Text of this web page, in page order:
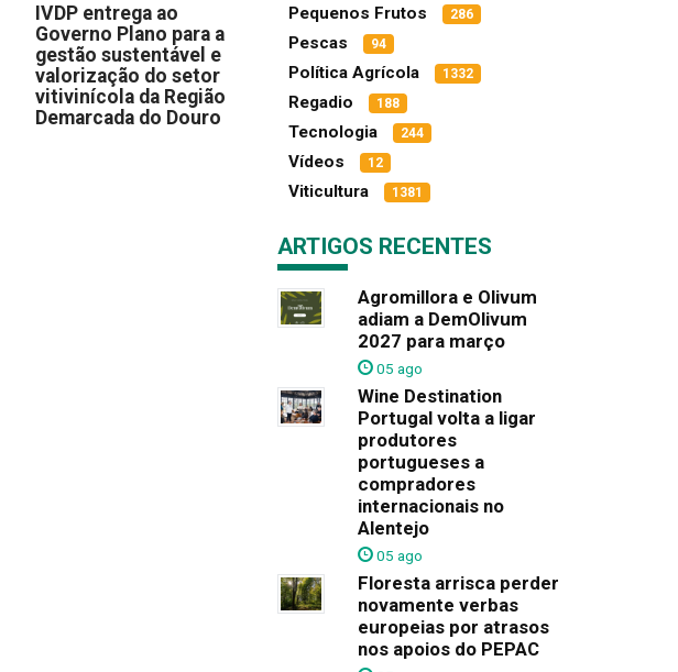
IVDP entrega ao
Governo Plano para a
gestão sustentável e
valorização do setor
vitivinícola da Região
Demarcada do Douro
Pequenos Frutos 286
Pescas 94
Política Agrícola 1332
Regadio 188
Tecnologia 244
Vídeos 12
Viticultura 1381
ARTIGOS RECENTES
Agromillora e Olivum
adiam a DemOlivum
2027 para março
05 ago
Wine Destination
Portugal volta a ligar
produtores
portugueses a
compradores
internacionais no
Alentejo
05 ago
Floresta arrisca perder
novamente verbas
europeias por atrasos
nos apoios do PEPAC